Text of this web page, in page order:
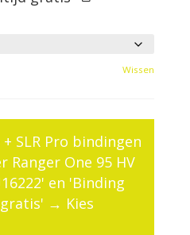
Wissen
SLR Pro bindingen
Ranger One 95 HV
en 'Binding
→ Kies